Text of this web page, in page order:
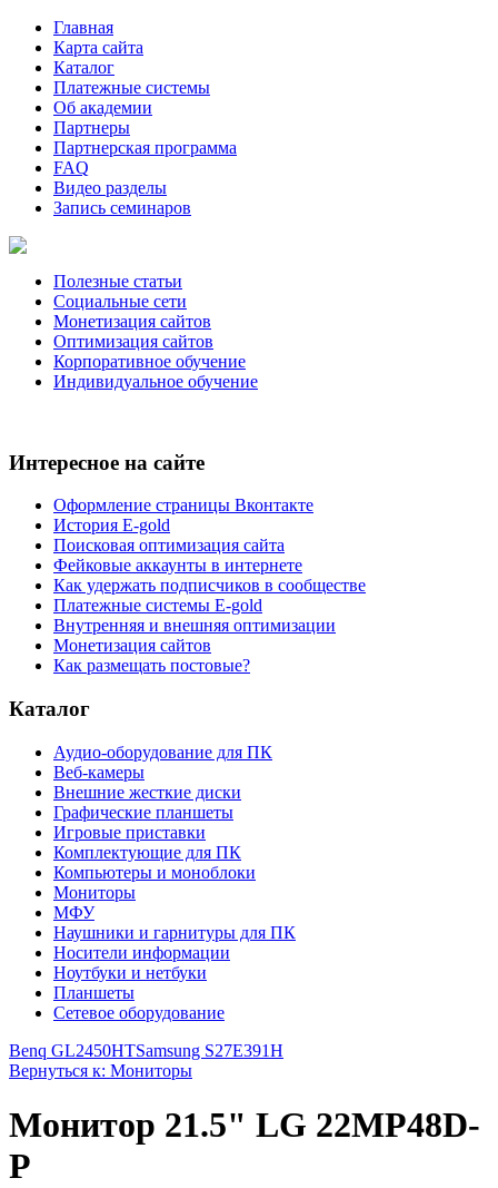
Главная
Карта сайта
Каталог
Платежные системы
Об академии
Партнеры
Партнерская программа
FAQ
Видео разделы
Запись семинаров
Полезные статьи
Социальные сети
Монетизация сайтов
Оптимизация сайтов
Корпоративное обучение
Индивидуальное обучение
Интересное на сайте
Оформление страницы Вконтакте
История E-gold
Поисковая оптимизация сайта
Фейковые аккаунты в интернете
Как удержать подписчиков в сообществе
Платежные системы E-gold
Внутренняя и внешняя оптимизации
Монетизация сайтов
Как размещать постовые?
Каталог
Аудио-оборудование для ПК
Веб-камеры
Внешние жесткие диски
Графические планшеты
Игровые приставки
Комплектующие для ПК
Компьютеры и моноблоки
Мониторы
МФУ
Наушники и гарнитуры для ПК
Носители информации
Ноутбуки и нетбуки
Планшеты
Сетевое оборудование
Benq GL2450HTSamsung S27E391H
Вернуться к: Мониторы
Монитор 21.5" LG 22MP48D-
P